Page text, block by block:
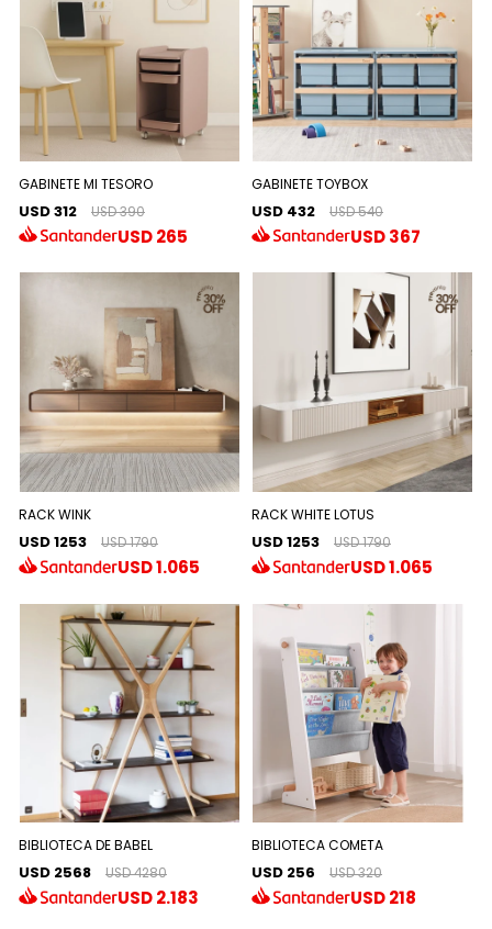
GABINETE MI TESORO
USD 312 USD 390
USD265
GABINETE TOYBOX
USD 432 USD 540
USD367
RACK WINK
USD 1253 USD 1790
USD1.065
RACK WHITE LOTUS
USD 1253 USD 1790
USD1.065
BIBLIOTECA DE BABEL
USD 2568 USD 4280
USD2.183
BIBLIOTECA COMETA
USD 256 USD 320
USD218